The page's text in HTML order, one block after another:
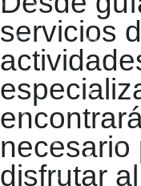
servicios
necesario
disfrutar